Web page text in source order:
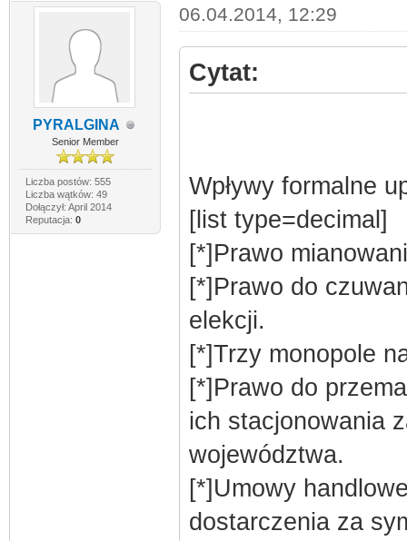
PYRALGINA
Senior Member
Liczba postów: 555
Liczba wątków: 49
Dołączył: April 2014
Reputacja: 0
06.04.2014, 12:29
Cytat:
Wpływy formalne
[list type=decimal]
[*]Prawo
[*]Prawo do
elekcji.
[*]Trzy monopole
[*]Prawo do
ich stacjonowania
województwa.
[*]Umowy
dostarczenia za